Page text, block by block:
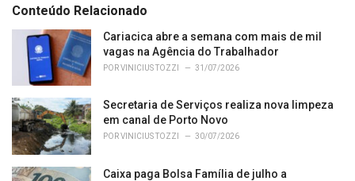
e
:
Conteúdo Relacionado
Cariacica abre a semana com mais de mil
vagas na Agência do Trabalhador
PORVINICIUS TOZZI 31/07/2026
Secretaria de Serviços realiza nova limpeza
em canal de Porto Novo
PORVINICIUS TOZZI 30/07/2026
Caixa paga Bolsa Família de julho a